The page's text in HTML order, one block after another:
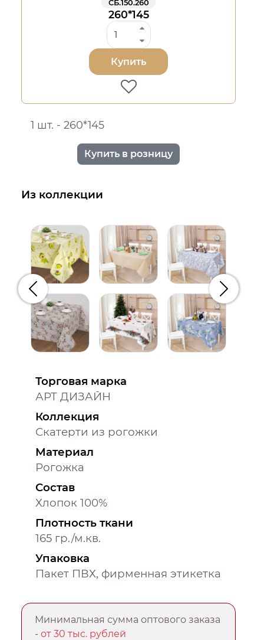
СБ.150.260
260*145
Купить
1 шт. - 260*145
Купить в розницу
Из коллекции
Предыдущий
Торговая марка
АРТ ДИЗАЙН
Коллекция
Скатерти из рогожки
Материал
Рогожка
Состав
Хлопок 100%
Плотность ткани
165 гр./м.кв.
Упаковка
Пакет ПВХ, фирменная этикетка
Минимальная сумма оптового заказа
-от 30 тыс. рублей